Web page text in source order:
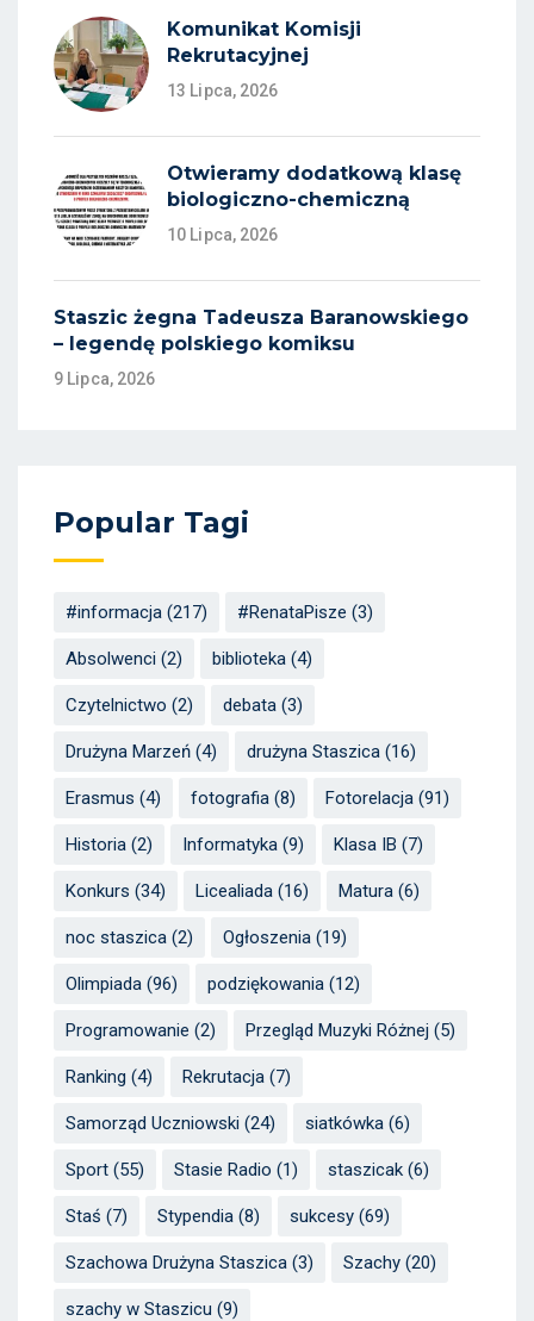
Komunikat Komisji
Rekrutacyjnej
13 Lipca, 2026
Otwieramy dodatkową klasę
biologiczno-chemiczną
10 Lipca, 2026
Staszic żegna Tadeusza Baranowskiego
– legendę polskiego komiksu
9 Lipca, 2026
Popular Tagi
#informacja (217) #RenataPisze (3)
Absolwenci (2) biblioteka (4)
Czytelnictwo (2) debata (3)
Drużyna Marzeń (4) drużyna Staszica (16)
Erasmus (4) fotografia (8) Fotorelacja (91)
Historia (2) Informatyka (9) Klasa IB (7)
Konkurs (34) Licealiada (16) Matura (6)
noc staszica (2) Ogłoszenia (19)
Olimpiada (96) podziękowania (12)
Programowanie (2) Przegląd Muzyki Różnej (5)
Ranking (4) Rekrutacja (7)
Samorząd Uczniowski (24) siatkówka (6)
Sport (55) Stasie Radio (1) staszicak (6)
Staś (7) Stypendia (8) sukcesy (69)
Szachowa Drużyna Staszica (3) Szachy (20)
szachy w Staszicu (9)